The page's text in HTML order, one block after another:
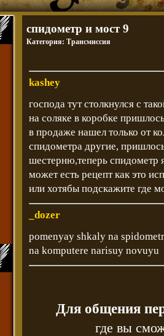
спидометр и мост 9
Категория: Трансмиссия
kashey
господа тут столкнулся с
на соляке в коробке
в продаже нашел только от
спидометра другие,
шестерню,теперь спидометр
может есть рецепт как это
или хотябы подскажите где
_dozer
pomenyay shkaly na
na komputere narisuy novuyu
Для общения
где вы